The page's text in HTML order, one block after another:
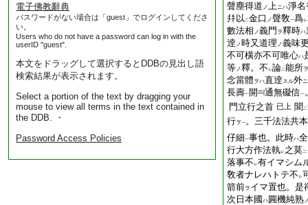
電子佛教辭典
パスワードがない場合は「guest」でログインしてくださ
い。
Users who do not have a password can log in with the
userID "guest".
本文をドラッグして選択するとDDBの見出し語
検索結果が表示されます。
Select a portion of the text by dragging your
mouse to view all terms in the text contained in
the DDB. ・
Password Access Policies
聲塵得道 ノ上ニハ淨名
幷以 二金口 ノ聲敎一爲レ
數法相 ノ義門 ヲ釋時ハ
逹ノ時又道理 ノ義味
不可橫亦不可唯心ハ
等ノ釋。不 レ論二能所ヲ
念當體 ヲハ直逹スル外ニ
長壽一開 通無礙信一
門立行之首 已上 聞 二
行ヲ一。三千法法共
仔細一事也。此時ハ
行大方作法執レ之莫二
落事不 レ有イマシム
敎者ナレハトテ不 レ
箭前ヲ イマ置也。是
次日本國 ハ 圓機純熟